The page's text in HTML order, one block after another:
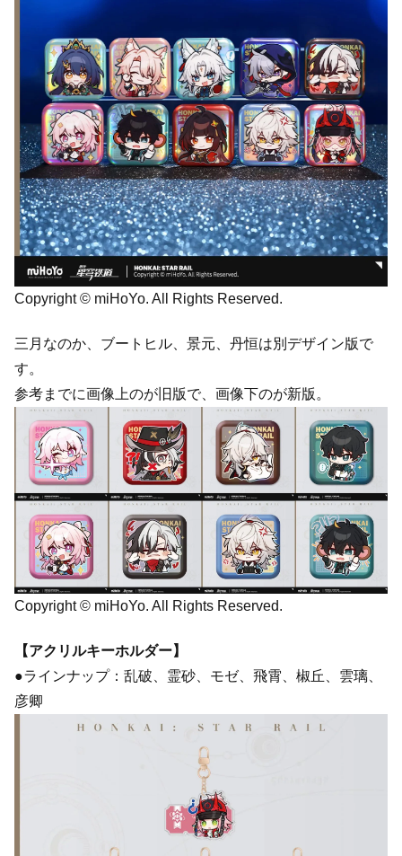
Copyright © miHoYo. All Rights Reserved.
三月なのか、ブートヒル、景元、丹恒は別デザイン版で
す。
参考までに画像上のが旧版で、画像下のが新版。
Copyright © miHoYo. All Rights Reserved.
【アクリルキーホルダー】
●ラインナップ：乱破、霊砂、モゼ、飛霄、椒丘、雲璃、
彦卿